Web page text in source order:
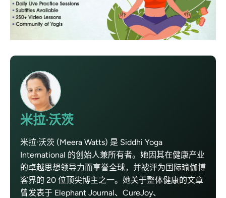
米拉·沃茨
米拉·沃茨 (Meera Watts) 是 Siddhi Yoga
International 的创始人兼所有者。她因其在健康产业
的卓越思想领导力而享誉全球，并被评为国际瑜伽博
客界的 20 位顶尖博主之一。她关于整体健康的文章
曾发表于 Elephant Journal、CureJoy、